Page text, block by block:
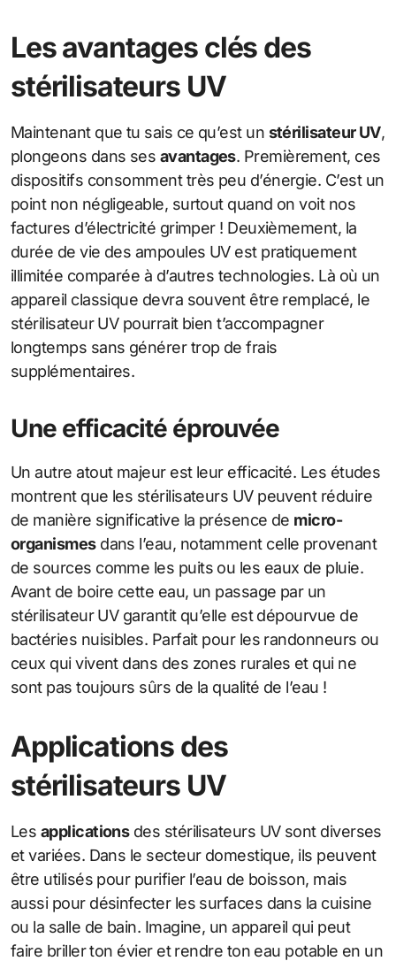
Les avantages clés des
stérilisateurs UV
Maintenant que tu sais ce qu’est un stérilisateur UV,
plongeons dans ses avantages. Premièrement, ces
dispositifs consomment très peu d’énergie. C’est un
point non négligeable, surtout quand on voit nos
factures d’électricité grimper ! Deuxièmement, la
durée de vie des ampoules UV est pratiquement
illimitée comparée à d’autres technologies. Là où un
appareil classique devra souvent être remplacé, le
stérilisateur UV pourrait bien t’accompagner
longtemps sans générer trop de frais
supplémentaires.
Une efficacité éprouvée
Un autre atout majeur est leur efficacité. Les études
montrent que les stérilisateurs UV peuvent réduire
de manière significative la présence de micro-
organismesdans l’eau, notamment celle provenant
de sources comme les puits ou les eaux de pluie.
Avant de boire cette eau, un passage par un
stérilisateur UV garantit qu’elle est dépourvue de
bactéries nuisibles. Parfait pour les randonneurs ou
ceux qui vivent dans des zones rurales et qui ne
sont pas toujours sûrs de la qualité de l’eau !
Applications des
stérilisateurs UV
Les applicationsdes stérilisateurs UV sont diverses
et variées. Dans le secteur domestique, ils peuvent
être utilisés pour purifier l’eau de boisson, mais
aussi pour désinfecter les surfaces dans la cuisine
ou la salle de bain. Imagine, un appareil qui peut
faire briller ton évier et rendre ton eau potable en un